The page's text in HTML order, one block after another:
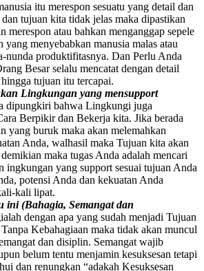
itu merespon sesuatu yang detail dan
dan tujuan kita tidak jelas maka dipastikan
merespon atau bahkan menganggap sepele
menyebabkan manusia malas atau
nunda produktifitasnya. Dan Perlu Anda
Besar selalu mencatat dengan detail
tujuan itu tercapai.
Lingkungan yang mensupport
dipungkiri bahwa Lingkungi juga
Berpikir dan Bekerja kita. Jika berada
yang buruk maka akan melemahkan
Anda, walhasil maka Tujuan kita akan
maka tugas Anda adalah mencari
ingkungan yang support sesuai tujuan Anda
potensi Anda dan kekuatan Anda
kali lipat.
ini (Bahagia, Semangat dan
dengan apa yang sudah menjadi Tujuan
Kebahagiaan maka tidak akan muncul
dan disiplin. Semangat wajib
belum tentu menjamin kesuksesan tetapi
dan renungkan “adakah Kesuksesan